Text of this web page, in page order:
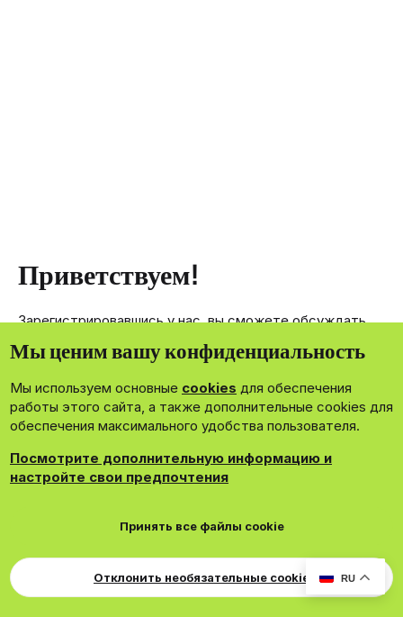
RU
Приветствуем!
Зарегистрировавшись у нас, вы сможете обсуждать,
членам нашего сообщества.
Зарегистрироваться сейчас!
DohTheme
Cookies Russian Обратная связь
Поддержка
Для правообладателей
EN Soundmain
Условия и правила
Политика конфиденциальности
Мы ценим вашу конфиденциальность
Мы используем основные cookies для обеспечения
работы этого сайта, а также дополнительные cookies для
обеспечения максимального удобства пользователя.
Посмотрите дополнительную информацию и
настройте свои предпочтения
Принять все файлы cookie
Отклонить необязательные cookie